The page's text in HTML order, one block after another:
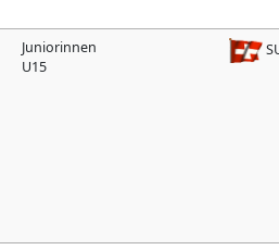
Juniorinnen
U15